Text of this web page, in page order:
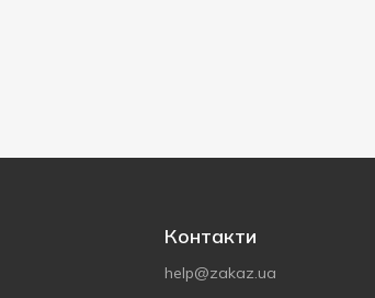
Контакти
help@zakaz.ua